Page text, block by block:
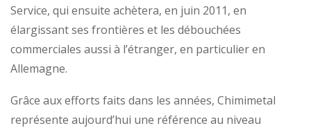
Service, qui ensuite achètera, en juin 2011, en
élargissant ses frontières et les débouchées
commerciales aussi à l’étranger, en particulier en
Allemagne.
Grâce aux efforts faits dans les années, Chimimetal
représente aujourd’hui une référence au niveau